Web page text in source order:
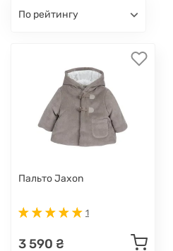
по рейтингу
Пальто Jaxon
1
3 590 ₴